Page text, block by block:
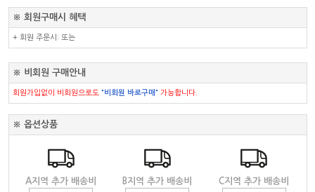
※ 회원구매시 혜택
+ 회원 주문시: 또는
※ 비회원 구매안내
회원가입없이 비회원으로도 "비회원 바로구매" 가능합니다.
※ 옵션상품
A지역 추가 배송비 B지역 추가 배송비 C지역 추가 배송비